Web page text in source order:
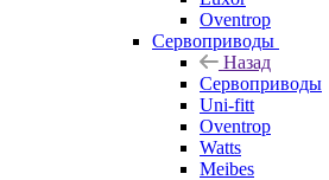
Oventrop
Сервоприводы
Назад
Сервоприводы
Uni-fitt
Oventrop
Watts
Meibes